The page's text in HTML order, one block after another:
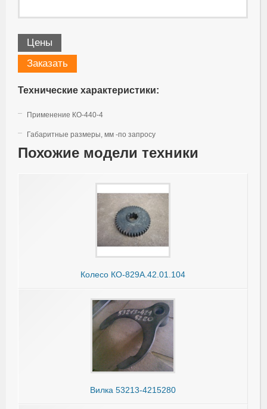
Цены
Заказать
Технические характеристики:
Применение КО-440-4
Габаритные размеры, мм -по запросу
Похожие модели техники
Колесо КО-829А.42.01.104
Вилка 53213-4215280